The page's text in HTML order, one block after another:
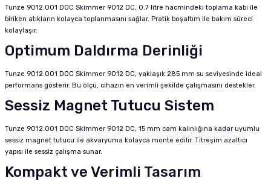
Tunze 9012.001 DOC Skimmer 9012 DC, 0.7 litre hacmindeki toplama kabı ile
biriken atıkların kolayca toplanmasını sağlar. Pratik boşaltım ile bakım süreci
kolaylaşır.
Optimum Daldırma Derinliği
Tunze 9012.001 DOC Skimmer 9012 DC, yaklaşık 285 mm su seviyesinde ideal
performans gösterir. Bu ölçü, cihazın en verimli şekilde çalışmasını destekler.
Sessiz Magnet Tutucu Sistem
Tunze 9012.001 DOC Skimmer 9012 DC, 15 mm cam kalınlığına kadar uyumlu
sessiz magnet tutucu ile akvaryuma kolayca monte edilir. Titreşim azaltıcı
yapısı ile sessiz çalışma sunar.
Kompakt ve Verimli Tasarım